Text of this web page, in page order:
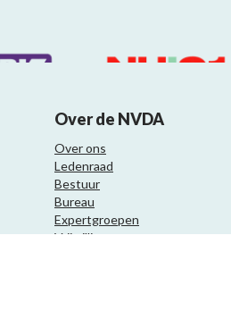
Over de NVDA
Over ons
Ledenraad
Bestuur
Bureau
Expertgroepen
Vrijwilligers